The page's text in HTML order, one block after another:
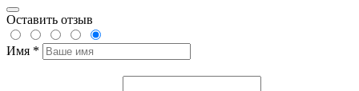
Оставить отзыв
Имя *